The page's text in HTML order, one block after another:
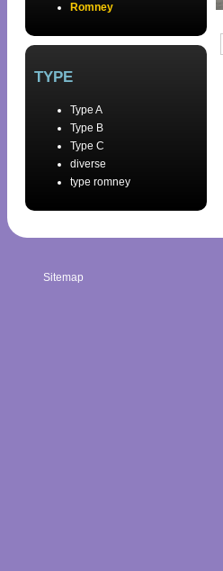
Romney
TYPE
Type A
Type B
Type C
diverse
type romney
Sitemap